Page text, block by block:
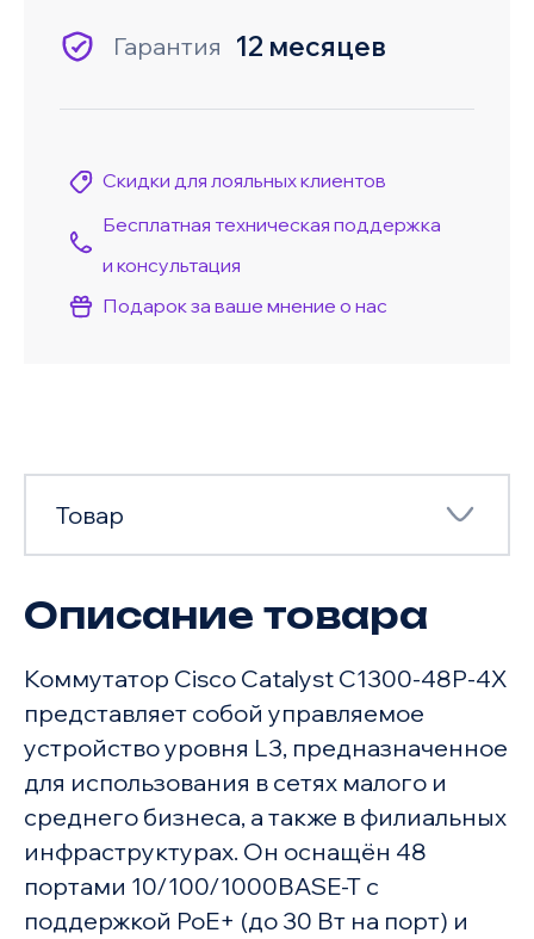
Гарантия 12 месяцев
Скидки для лояльных клиентов
Бесплатная техническая поддержка
и консультация
Подарок за ваше мнение о нас
Товар
Товар
Характеристики
Описание товара
Коммутатор Cisco Catalyst C1300-48P-4X
представляет собой управляемое
устройство уровня L3, предназначенное
для использования в сетях малого и
среднего бизнеса, а также в филиальных
инфраструктурах. Он оснащён 48
портами 10/100/1000BASE-T с
поддержкой PoE+ (до 30 Вт на порт) и